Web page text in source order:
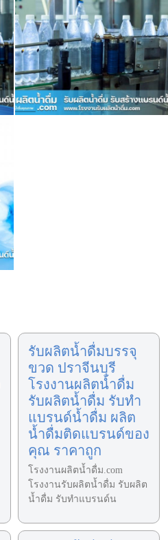
รับผลิตน้ำดื่มบรรจุ
ขวด ปราจีนบุรี
โรงงานผลิตน้ำดื่ม
รับผลิตน้ำดื่ม รับทำ
แบรนด์น้ำดื่ม ผลิต
น้ำดื่มติดแบรนด์ของ
คุณ ราคาถูก
โรงงานผลิตน้ำดื่ม.com
โรงงานรับผลิตน้ำดื่ม รับผลิต
น้ำดื่ม รับทำแบรนด์น